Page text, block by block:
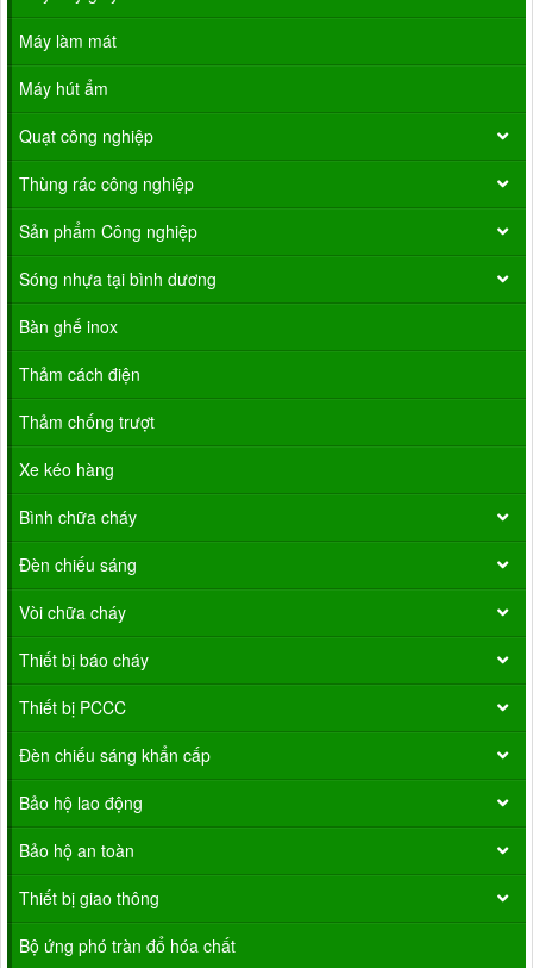
Máy làm mát
Máy hút ẩm
Quạt công nghiệp
Thùng rác công nghiệp
Sản phẩm Công nghiệp
Sóng nhựa tại bình dương
Bàn ghế inox
Thảm cách điện
Thảm chống trượt
Xe kéo hàng
Bình chữa cháy
Đèn chiếu sáng
Vòi chữa cháy
Thiết bị báo cháy
Thiết bị PCCC
Đèn chiếu sáng khẩn cấp
Bảo hộ lao động
Bảo hộ an toàn
Thiết bị giao thông
Bộ ứng phó tràn đổ hóa chất